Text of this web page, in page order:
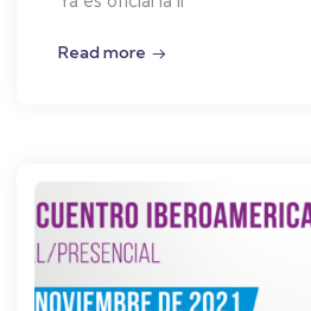
Read more